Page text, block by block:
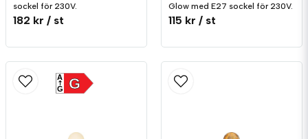
sockel för 230V.
182 kr / st
Glow med E27 sockel för 230V.
115 kr / st
G
A
G